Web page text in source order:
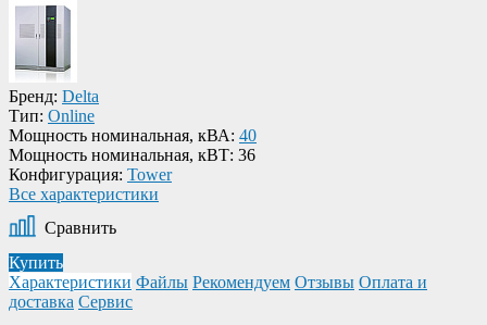
Бренд: Delta
Тип: Online
Мощность номинальная, кВА: 40
Мощность номинальная, кВТ: 36
Конфигурация: Tower
Все характеристики
Сравнить
Купить
Характеристики Файлы Рекомендуем Отзывы Оплата и
доставка Сервис